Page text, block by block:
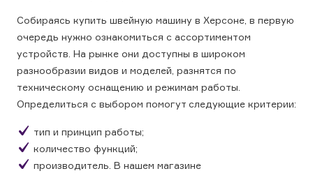
Собираясь купить швейную машину в Херсоне, в первую
очередь нужно ознакомиться с ассортиментом
устройств. На рынке они доступны в широком
разнообразии видов и моделей, разнятся по
техническому оснащению и режимам работы.
Определиться с выбором помогут следующие критерии:
тип и принцип работы;
количество функций;
производитель. В нашем магазине